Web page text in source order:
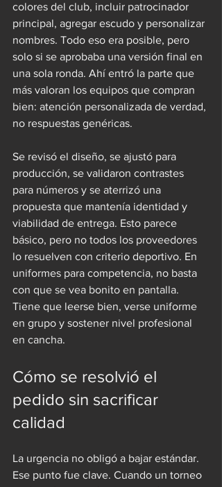
colores del club, incluir patrocinador
principal, agregar escudo y personalizar
nombres. Todo eso era posible, pero
solo si se aprobaba una versión final en
una sola ronda. Ahí entró la parte que
más valoran los equipos que compran
bien: atención personalizada de verdad,
no respuestas genéricas.
Se revisó el diseño, se ajustó para
producción, se validaron contrastes
para números y se aterrizó una
propuesta que mantenía identidad y
viabilidad de entrega. Esto parece
básico, pero no todos los proveedores
lo resuelven con criterio deportivo. En
uniformes para competencia, no basta
con que se vea bonito en pantalla.
Tiene que leerse bien, verse uniforme
en grupo y sostener nivel profesional
en cancha.
Cómo se resolvió el
pedido sin sacrificar
calidad
La urgencia no obligó a bajar estándar.
Ese punto fue clave. Cuando un torneo